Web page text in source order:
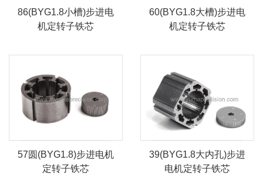
86(BYG1.8小槽)步进电
机定转子铁芯
60(BYG1.8大槽)步进电
机定转子铁芯
57圆(BYG1.8)步进电机
定转子铁芯
39(BYG1.8大内孔)步进
电机定转子铁芯